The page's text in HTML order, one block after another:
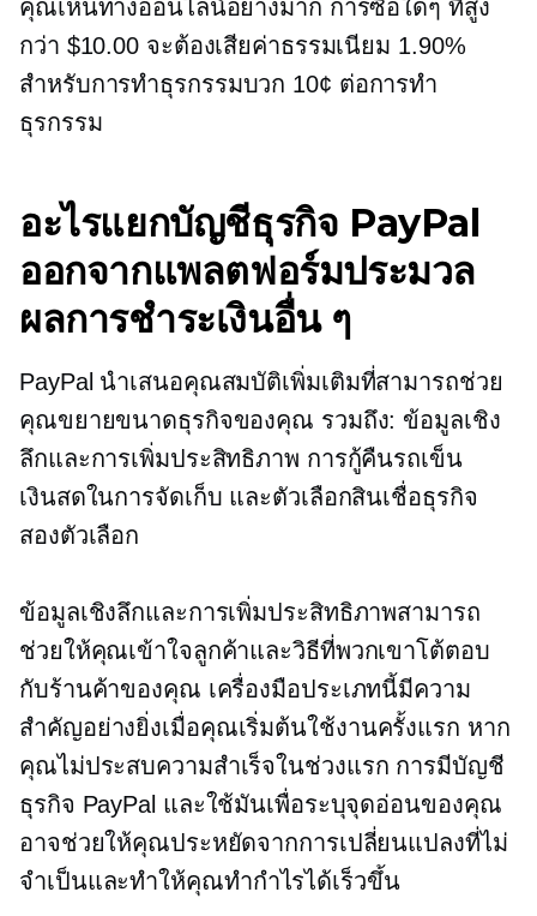
คุณเห็นทางออนไลน์อย่างมาก การซื้อใดๆ ที่สูง
กว่า $10.00 จะต้องเสียค่าธรรมเนียม 1.90%
สำหรับการทำธุรกรรมบวก 10¢ ต่อการทำ
ธุรกรรม
อะไรแยกบัญชีธุรกิจ PayPal
ออกจากแพลตฟอร์มประมวล
ผลการชำระเงินอื่น ๆ
PayPal นำเสนอคุณสมบัติเพิ่มเติมที่สามารถช่วย
คุณขยายขนาดธุรกิจของคุณ รวมถึง: ข้อมูลเชิง
ลึกและการเพิ่มประสิทธิภาพ การกู้คืนรถเข็น
เงินสดในการจัดเก็บ และตัวเลือกสินเชื่อธุรกิจ
สองตัวเลือก
ข้อมูลเชิงลึกและการเพิ่มประสิทธิภาพสามารถ
ช่วยให้คุณเข้าใจลูกค้าและวิธีที่พวกเขาโต้ตอบ
กับร้านค้าของคุณ เครื่องมือประเภทนี้มีความ
สำคัญอย่างยิ่งเมื่อคุณเริ่มต้นใช้งานครั้งแรก หาก
คุณไม่ประสบความสำเร็จในช่วงแรก การมีบัญชี
ธุรกิจ PayPal และใช้มันเพื่อระบุจุดอ่อนของคุณ
อาจช่วยให้คุณประหยัดจากการเปลี่ยนแปลงที่ไม่
จำเป็นและทำให้คุณทำกำไรได้เร็วขึ้น